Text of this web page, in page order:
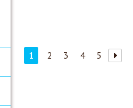
1 2 3 4 5